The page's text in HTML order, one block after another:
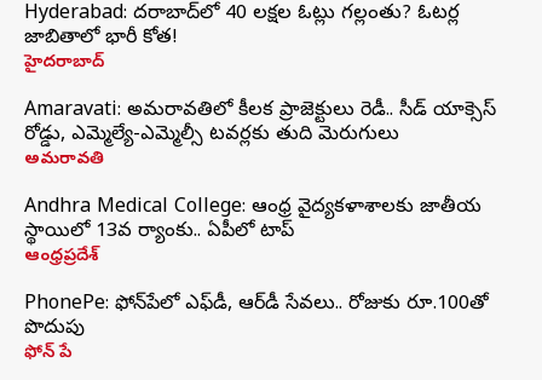
Hyderabad: హైదరాబాద్‌లో 40 లక్షల ఓట్లు గల్లంతు? ఓటర్ల
జాబితాలో భారీ కోత!
హైదరాబాద్
Amaravati: అమరావతిలో కీలక ప్రాజెక్టులు రెడీ.. సీడ్‌ యాక్సెస్‌
రోడ్డు, ఎమ్మెల్యే-ఎమ్మెల్సీ టవర్లకు తుది మెరుగులు
అమరావతి
Andhra Medical College: ఆంధ్ర వైద్యకళాశాలకు జాతీయ
స్థాయిలో 13వ ర్యాంకు.. ఏపీలో టాప్
ఆంధ్రప్రదేశ్
PhonePe: ఫోన్‌పేలో ఎఫ్‌డీ, ఆర్‌డీ సేవలు.. రోజుకు రూ.100తో
పొదుపు
ఫోన్‌ పే